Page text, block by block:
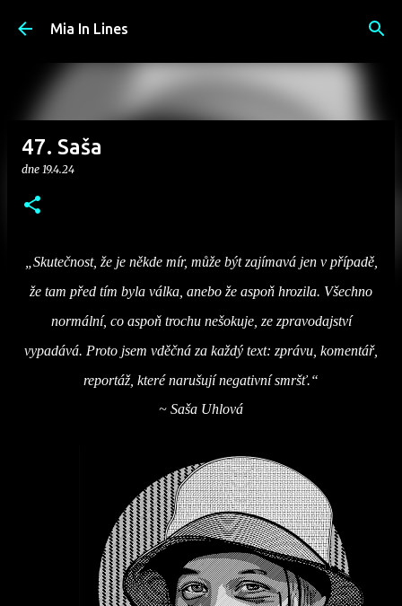
Přeskočit na hlavní obsah
Mia In Lines
47. Saša
dne 19.4.24
„Skutečnost, že je někde mír, může být zajímavá jen v případě,
že tam před tím byla válka, anebo že aspoň hrozila. Všechno
normální, co aspoň trochu nešokuje, ze zpravodajství
vypadává. Proto jsem vděčná za každý text: zprávu, komentář,
reportáž, které narušují negativní smršť.“
~ Saša Uhlová